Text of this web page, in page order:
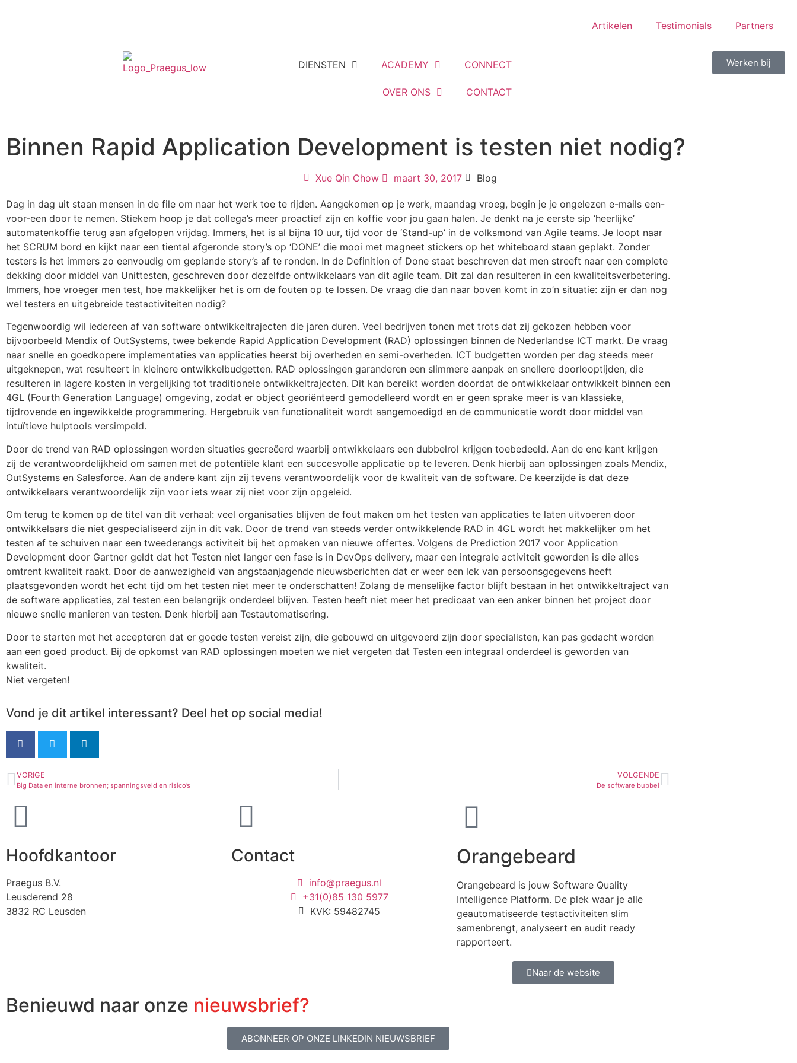
Artikelen Testimonials Partners
DIENSTEN ACADEMY CONNECT
OVER ONS CONTACT
Werken bij
Binnen Rapid Application Development is testen niet nodig?
Xue Qin Chow maart 30, 2017 Blog
Dag in dag uit staan mensen in de file om naar het werk toe te rijden. Aangekomen op je werk, maandag vroeg, begin je je ongelezen e-mails een-
voor-een door te nemen. Stiekem hoop je dat collega’s meer proactief zijn en koffie voor jou gaan halen. Je denkt na je eerste sip ‘heerlijke’
automatenkoffie terug aan afgelopen vrijdag. Immers, het is al bijna 10 uur, tijd voor de ‘Stand-up’ in de volksmond van Agile teams. Je loopt naar
het SCRUM bord en kijkt naar een tiental afgeronde story’s op ‘DONE’ die mooi met magneet stickers op het whiteboard staan geplakt. Zonder
testers is het immers zo eenvoudig om geplande story’s af te ronden. In de Definition of Done staat beschreven dat men streeft naar een complete
dekking door middel van Unittesten, geschreven door dezelfde ontwikkelaars van dit agile team. Dit zal dan resulteren in een kwaliteitsverbetering.
Immers, hoe vroeger men test, hoe makkelijker het is om de fouten op te lossen. De vraag die dan naar boven komt in zo’n situatie: zijn er dan nog
wel testers en uitgebreide testactiviteiten nodig?
Tegenwoordig wil iedereen af van software ontwikkeltrajecten die jaren duren. Veel bedrijven tonen met trots dat zij gekozen hebben voor
bijvoorbeeld Mendix of OutSystems, twee bekende Rapid Application Development (RAD) oplossingen binnen de Nederlandse ICT markt. De vraag
naar snelle en goedkopere implementaties van applicaties heerst bij overheden en semi-overheden. ICT budgetten worden per dag steeds meer
uitgeknepen, wat resulteert in kleinere ontwikkelbudgetten. RAD oplossingen garanderen een slimmere aanpak en snellere doorlooptijden, die
resulteren in lagere kosten in vergelijking tot traditionele ontwikkeltrajecten. Dit kan bereikt worden doordat de ontwikkelaar ontwikkelt binnen een
4GL (Fourth Generation Language) omgeving, zodat er object georiënteerd gemodelleerd wordt en er geen sprake meer is van klassieke,
tijdrovende en ingewikkelde programmering. Hergebruik van functionaliteit wordt aangemoedigd en de communicatie wordt door middel van
intuïtieve hulptools versimpeld.
Door de trend van RAD oplossingen worden situaties gecreëerd waarbij ontwikkelaars een dubbelrol krijgen toebedeeld. Aan de ene kant krijgen
zij de verantwoordelijkheid om samen met de potentiële klant een succesvolle applicatie op te leveren. Denk hierbij aan oplossingen zoals Mendix,
OutSystems en Salesforce. Aan de andere kant zijn zij tevens verantwoordelijk voor de kwaliteit van de software. De keerzijde is dat deze
ontwikkelaars verantwoordelijk zijn voor iets waar zij niet voor zijn opgeleid.
Om terug te komen op de titel van dit verhaal: veel organisaties blijven de fout maken om het testen van applicaties te laten uitvoeren door
ontwikkelaars die niet gespecialiseerd zijn in dit vak. Door de trend van steeds verder ontwikkelende RAD in 4GL wordt het makkelijker om het
testen af te schuiven naar een tweederangs activiteit bij het opmaken van nieuwe offertes. Volgens de Prediction 2017 voor Application
Development door Gartner geldt dat het Testen niet langer een fase is in DevOps delivery, maar een integrale activiteit geworden is die alles
omtrent kwaliteit raakt. Door de aanwezigheid van angstaanjagende nieuwsberichten dat er weer een lek van persoonsgegevens heeft
plaatsgevonden wordt het echt tijd om het testen niet meer te onderschatten! Zolang de menselijke factor blijft bestaan in het ontwikkeltraject van
de software applicaties, zal testen een belangrijk onderdeel blijven. Testen heeft niet meer het predicaat van een anker binnen het project door
nieuwe snelle manieren van testen. Denk hierbij aan Testautomatisering.
Door te starten met het accepteren dat er goede testen vereist zijn, die gebouwd en uitgevoerd zijn door specialisten, kan pas gedacht worden
aan een goed product. Bij de opkomst van RAD oplossingen moeten we niet vergeten dat Testen een integraal onderdeel is geworden van
kwaliteit.
Niet vergeten!
Vond je dit artikel interessant? Deel het op social media!
VORIGE
Big Data en interne bronnen; spanningsveld en risico’s
VOLGENDE
De software bubbel
Hoofdkantoor
Praegus B.V.
Leusderend 28
3832 RC Leusden
Contact
info@praegus.nl
+31(0)85 130 5977
KVK: 59482745
Orangebeard
Orangebeard is jouw Software Quality
Intelligence Platform. De plek waar je alle
geautomatiseerde testactiviteiten slim
samenbrengt, analyseert en audit ready
rapporteert.
Naar de website
Benieuwd naar onze nieuwsbrief?
ABONNEER OP ONZE LINKEDIN NIEUWSBRIEF